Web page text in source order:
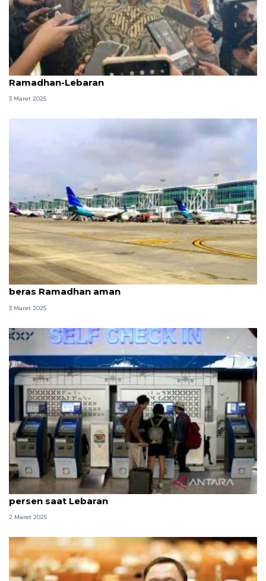
Pemerintah komitmen jaga aktivitas ekonomi
Ramadhan-Lebaran
3 Maret 2025
Kemarin, penurunan tiket pesawat hingga stok
beras Ramadhan aman
3 Maret 2025
Menhub: Harga tiket pesawat domestik turun 13-14
persen saat Lebaran
2 Maret 2025